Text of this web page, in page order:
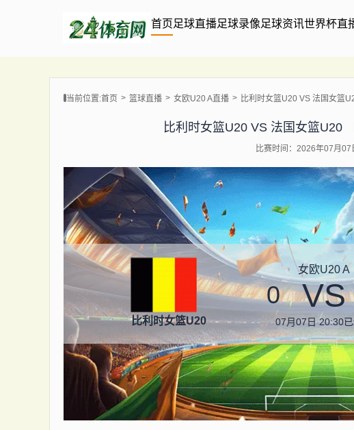
首页足球直播足球录像足球资讯世界杯直
当前位置:首页 篮球直播 女欧U20 A直播 比利时女篮U20 VS 法国女篮
比利时女篮U20 VS 法国女篮U20
比赛时间：2026年07月07
比利时女篮U20
女欧U20 A
0 VS
07月07日 20:30